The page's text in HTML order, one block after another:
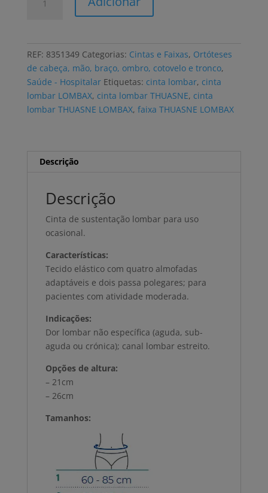
LOMBAX
ORIGINAL
REF: 8351349 Categorias: Cintas e Faixas, Ortóteses
de cabeça, mão, braço, ombro, cotovelo e tronco,
Saúde - Hospitalar Etiquetas: cinta lombar, cinta
lombar LOMBAX, cinta lombar THUASNE, cinta
lombar THUASNE LOMBAX, faixa THUASNE LOMBAX
Descrição
Descrição
Cinta de sustentação lombar para uso
ocasional.
Características:
Tecido elástico com quatro almofadas
adaptáveis e dois passa polegares; para
pacientes com atividade moderada.
Indicações:
Dor lombar não específica (aguda, sub-
aguda ou crónica); canal lombar estreito.
Opções de altura:
– 21cm
– 26cm
Tamanhos: